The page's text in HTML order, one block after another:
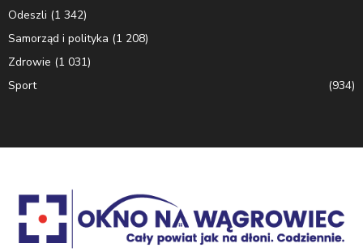
Odeszli (1 342)
Samorząd i polityka (1 208)
Zdrowie (1 031)
Sport
(934)